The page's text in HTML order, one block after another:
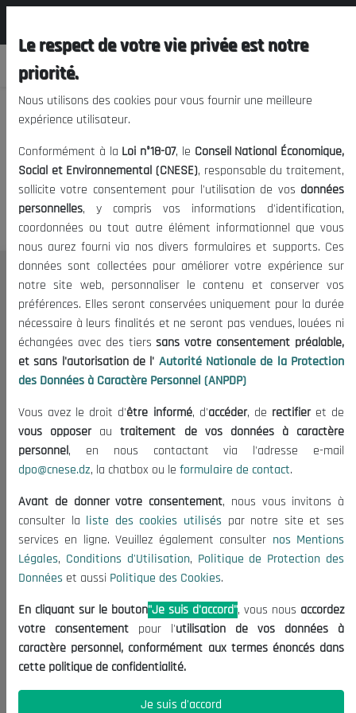
Nous vous prions de nous
excuser, mais l'accès à ce
contenu est restreint.
Le CNESE
A Propos
Le président
Organisation
Publications
Informations utiles
Appels d'offres et Consultations
Mentions Légales
Conditions d'Utilisation
Politique de Protection des Données
Politique des Cookies
Nous Contacter
(+213) 021 98 01 00|01|02
contact@cnese.dz
Suggestions ou Initiatives ?
Newsletter
dernières nouvelles.
Le respect de votre vie privée est notre
priorité.
Nous utilisons des cookies pour vous fournir une meilleure
expérience utilisateur.
Conformément à la Loi n°18-07, le Conseil National Économique,
Social et Environnemental (CNESE), responsable du traitement,
sollicite votre consentement pour l'utilisation de vos données
personnelles, y compris vos informations d'identification,
coordonnées ou tout autre élément informationnel que vous
nous aurez fourni via nos divers formulaires et supports. Ces
données sont collectées pour améliorer votre expérience sur
notre site web, personnaliser le contenu et conserver vos
préférences. Elles seront conservées uniquement pour la durée
nécessaire à leurs finalités et ne seront pas vendues, louées ni
échangées avec des tierssans votre consentement préalable,
et sans l'autorisation de l' Autorité Nationale de la Protection
des Données à Caractère Personnel (ANPDP)
Vous avez le droit d'être informé, d'accéder, de rectifieret de
vous opposerautraitement de vos données à caractère
personnel, en nous contactant via l'adresse e-mail
dpo@cnese.dz, la chatbox ou le formulaire de contact.
Avant de donner votre consentement, nous vous invitons à
consulter la liste des cookies utilisés par notre site et ses
services en ligne. Veuillez également consulter nos Mentions
Légales, Conditions d'Utilisation, Politique de Protection des
Données et aussi Politique des Cookies.
En cliquant sur le bouton"Je suis d'accord", vous nous accordez
votre consentement pour l'utilisation de vos données à
caractère personnel, conformément aux termes énoncés dans
cette politique de confidentialité.
Je suis d'accord